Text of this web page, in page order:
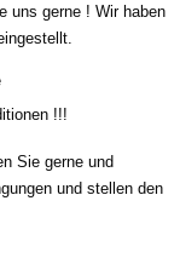
uns gerne ! Wir haben
!!!
Sie gerne und
und stellen den